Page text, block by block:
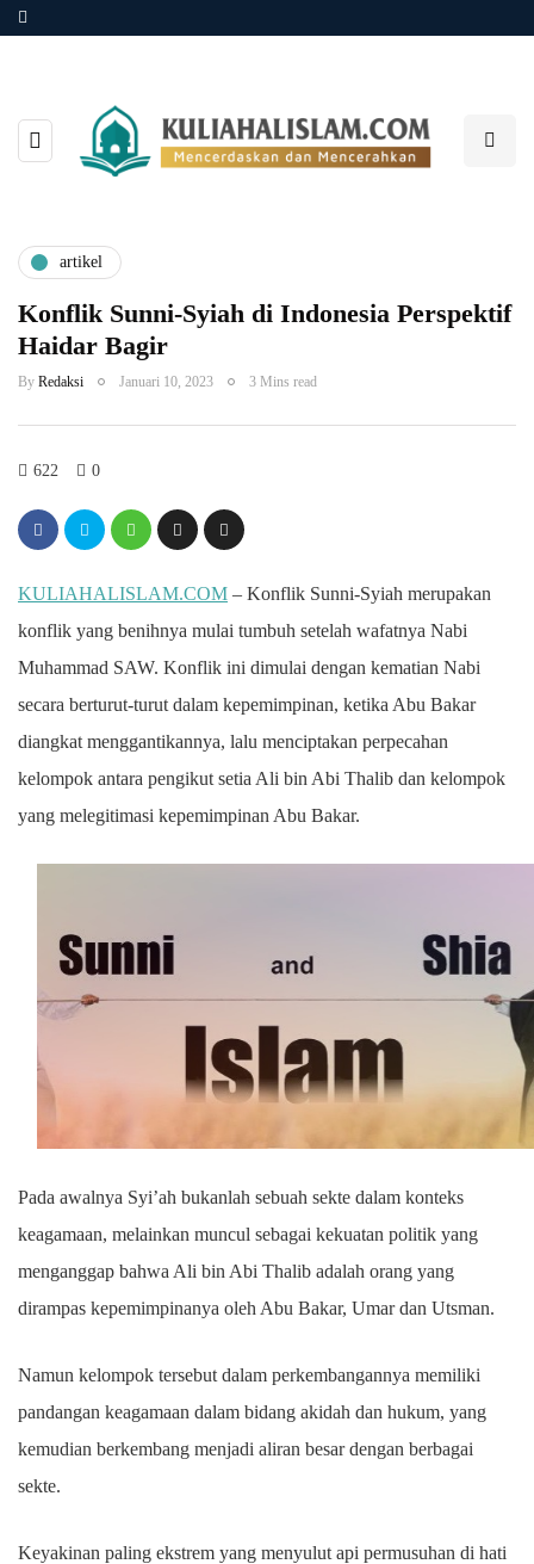
artikel
Konflik Sunni-Syiah di Indonesia Perspektif
Haidar Bagir
By Redaksi Januari 10, 2023 3 Mins read
622 0
KULIAHALISLAM.COM – Konflik Sunni-Syiah merupakan
konflik yang benihnya mulai tumbuh setelah wafatnya Nabi
Muhammad SAW. Konflik ini dimulai dengan kematian Nabi
secara berturut-turut dalam kepemimpinan, ketika Abu Bakar
diangkat menggantikannya, lalu menciptakan perpecahan
kelompok antara pengikut setia Ali bin Abi Thalib dan kelompok
yang melegitimasi kepemimpinan Abu Bakar.
Pada awalnya Syi’ah bukanlah sebuah sekte dalam konteks
keagamaan, melainkan muncul sebagai kekuatan politik yang
menganggap bahwa Ali bin Abi Thalib adalah orang yang
dirampas kepemimpinanya oleh Abu Bakar, Umar dan Utsman.
Namun kelompok tersebut dalam perkembangannya memiliki
pandangan keagamaan dalam bidang akidah dan hukum, yang
kemudian berkembang menjadi aliran besar dengan berbagai
sekte.
Keyakinan paling ekstrem yang menyulut api permusuhan di hati